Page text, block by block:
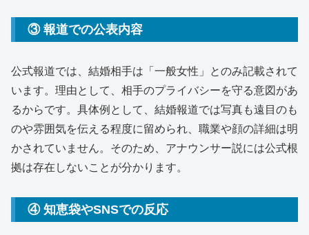
③ 報道での公表内容
公式報道では、結婚相手は「一般女性」とのみ記載されて
います。理由として、相手のプライバシーを守る意図があ
るからです。具体例として、結婚報道では写真も遠目のも
のや雰囲気を伝える程度に留められ、職業や顔の詳細は明
かされていません。そのため、アナウンサー説には公式根
拠は存在しないことが分かります。
④ 知恵袋やSNSでの反応